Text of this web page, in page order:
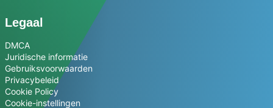
Legaal
DMCA
Juridische informatie
Gebruiksvoorwaarden
Privacybeleid
Cookie Policy
Cookie-instellingen